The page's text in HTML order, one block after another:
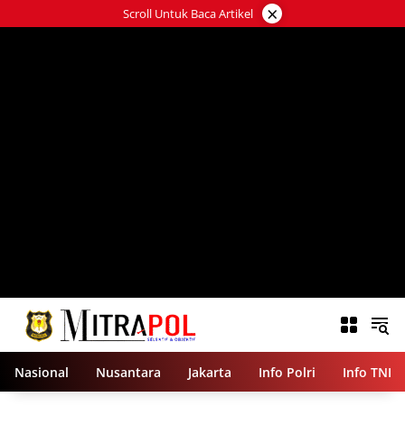
ke
Scroll Untuk Baca Artikel ×
Nasional Nusantara Jakarta Info Polri Info TNI